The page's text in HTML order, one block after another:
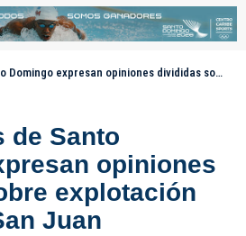
opiniones divididas sobre explotación minera en San Juan
de Santo
opiniones
explotación
Juan